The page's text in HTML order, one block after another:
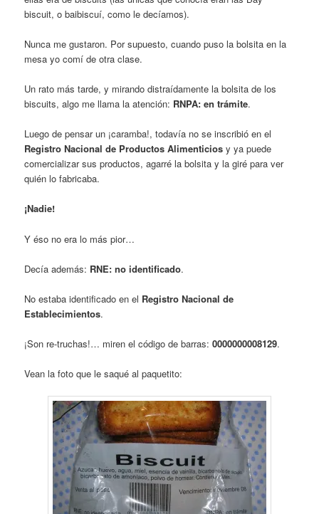
biscuit, o baibiscuí, como le decíamos).
Nunca me gustaron. Por supuesto, cuando puso la bolsita en la
mesa yo comí de otra clase.
Un rato más tarde, y mirando distraídamente la bolsita de los
biscuits, algo me llama la atención: RNPA: en trámite.
Luego de pensar un ¡caramba!, todavía no se inscribió en el
Registro Nacional de Productos Alimenticiosy ya puede
comercializar sus productos, agarré la bolsita y la giré para ver
quién lo fabricaba.
¡Nadie!
Y éso no era lo más pior…
Decía además: RNE: no identificado.
No estaba identificado en el Registro Nacional de
Establecimientos.
¡Son re-truchas!… miren el código de barras:0000000008129.
Vean la foto que le saqué al paquetito: